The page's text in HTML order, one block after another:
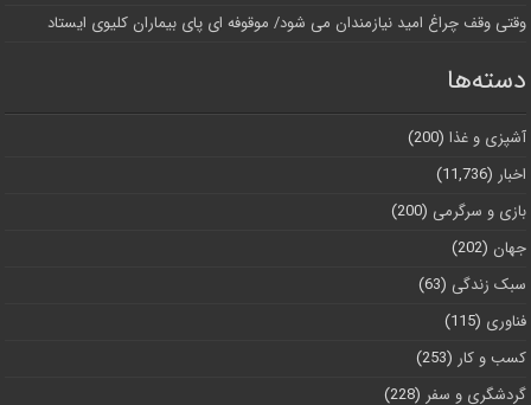
وقتی وقف چراغ امید نیازمندان می شود/ موقوفه ای پای بیماران کلیوی ایستاد
دسته‌ها
آشپزی و غذا (200)
اخبار (11,736)
بازی و سرگرمی (200)
جهان (202)
سبک زندگی (63)
فناوری (115)
کسب و کار (253)
گردشگری و سفر (228)